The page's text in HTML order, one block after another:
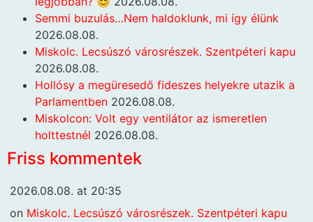
Semmi buzulás…Nem haldoklunk, mi így élünk
2026.08.08.
Miskolc. Lecsúszó városrészek. Szentpéteri kapu
2026.08.08.
Hollósy a megüresedő fideszes helyekre utazik a
Parlamentben 2026.08.08.
Miskolcon: Volt egy ventilátor az ismeretlen
holttestnél 2026.08.08.
Friss kommentek
2026.08.08. at 20:35
on Miskolc. Lecsúszó városrészek. Szentpéteri kapu